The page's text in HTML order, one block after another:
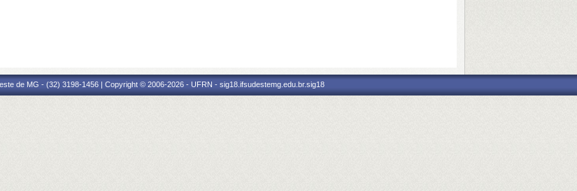
de MG - (32) 3198-1456 | Copyright © 2006-2026 - UFRN - sig18.ifsudestemg.edu.br.sig18